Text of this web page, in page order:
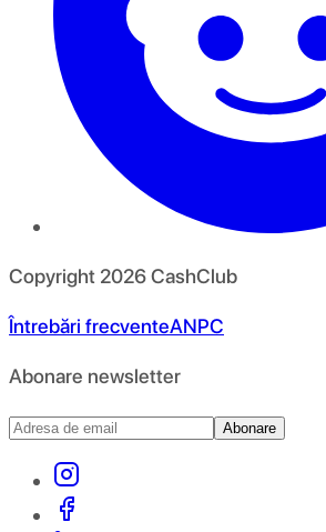
Copyright 2026CashClub
Întrebări frecventeANPC
Abonare newsletter
Abonare